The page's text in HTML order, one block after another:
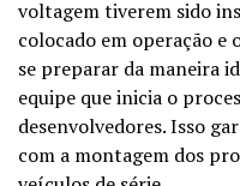
voltagem tiverem sido
colocado em operação e
se preparar da maneira
equipe que inicia o
desenvolvedores. Isso
com a montagem dos